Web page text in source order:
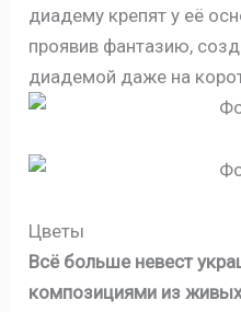
диадему крепят у её
проявив фантазию,
диадемой даже на
Цветы
Всё больше невест
композициями из